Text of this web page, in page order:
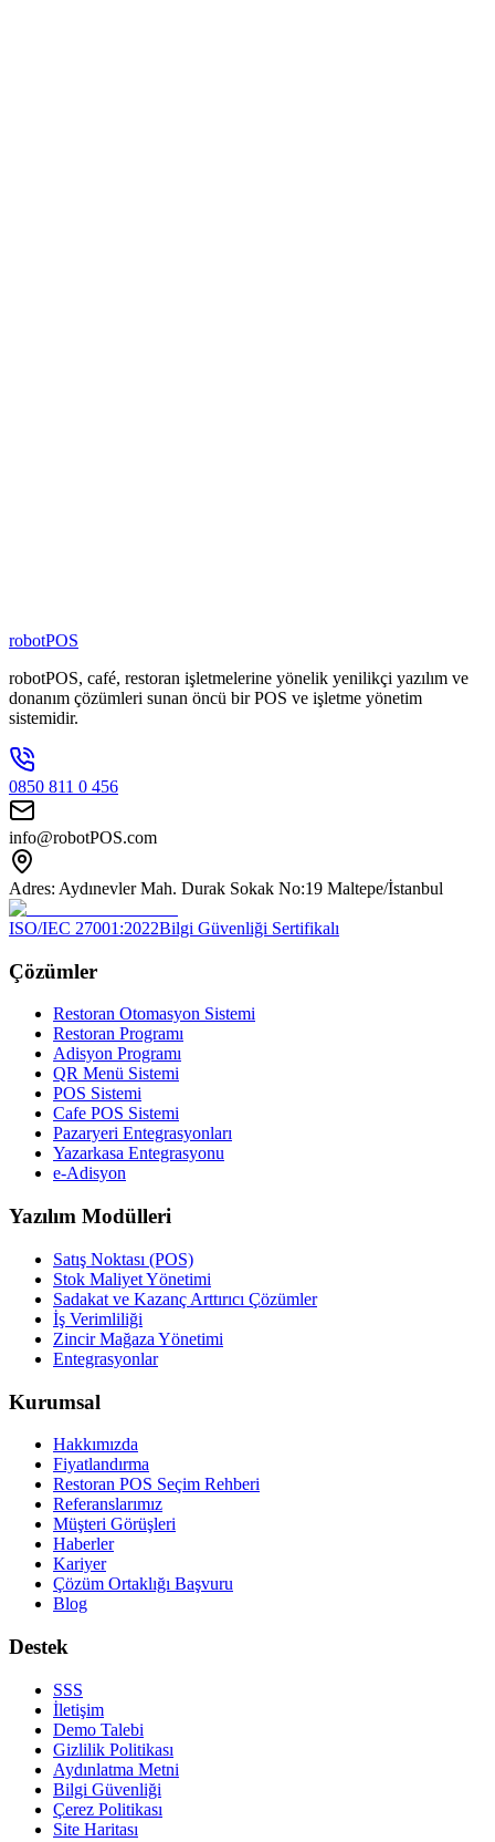
robotPOS
robotPOS, café, restoran işletmelerine yönelik yenilikçi yazılım ve
donanım çözümleri sunan öncü bir POS ve işletme yönetim
sistemidir.
0850 811 0 456
info@robotPOS.com
Adres: Aydınevler Mah. Durak Sokak No:19 Maltepe/İstanbul
ISO/IEC 27001:2022Bilgi Güvenliği Sertifikalı
Çözümler
Restoran Otomasyon Sistemi
Restoran Programı
Adisyon Programı
QR Menü Sistemi
POS Sistemi
Cafe POS Sistemi
Pazaryeri Entegrasyonları
Yazarkasa Entegrasyonu
e-Adisyon
Yazılım Modülleri
Satış Noktası (POS)
Stok Maliyet Yönetimi
Sadakat ve Kazanç Arttırıcı Çözümler
İş Verimliliği
Zincir Mağaza Yönetimi
Entegrasyonlar
Kurumsal
Hakkımızda
Fiyatlandırma
Restoran POS Seçim Rehberi
Referanslarımız
Müşteri Görüşleri
Haberler
Kariyer
Çözüm Ortaklığı Başvuru
Blog
Destek
SSS
İletişim
Demo Talebi
Gizlilik Politikası
Aydınlatma Metni
Bilgi Güvenliği
Çerez Politikası
Site Haritası